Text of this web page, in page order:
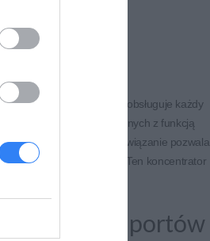
C HP, który od teraz obsługuje każdy
zasilania i transmisji danych z funkcją
wedle uznania. Rozwiązanie pozwala
2.0 i DisplayPort
1.2. Ten koncentrator
rodzaje portów